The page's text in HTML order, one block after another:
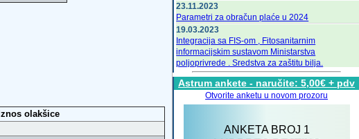
23.11.2023
Parametri za obračun plaće u 2024
19.03.2023
Integracija sa FIS-om , Fitosanitarnim
informacijskim sustavom Ministarstva
poljoprivrede . Sredstva za zaštitu bilja.
24.12.2022
Čestit Božić i sretna Nova 2023 iz Ludbrega -
Astrum d.o.o.
i eurima, vraćamo EUR-e
Astrum ankete - naručite: 5,00€ + pdv
Otvorite anketu u novom prozoru
znos olakšice